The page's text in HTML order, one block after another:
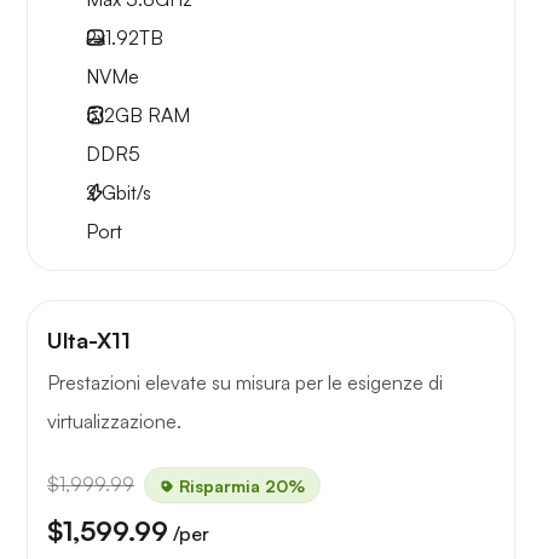
2x1.92TB
NVMe
512GB RAM
DDR5
2Gbit/s
Port
Ulta-X11
Prestazioni elevate su misura per le esigenze di
virtualizzazione.
$1,999.99 Risparmia 20%
$1,599.99 /per